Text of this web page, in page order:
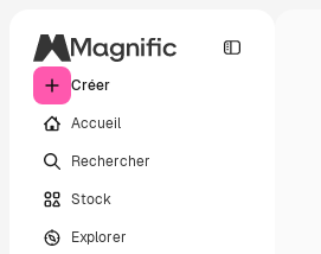
Créer
Accueil
Rechercher
Stock
Explorer